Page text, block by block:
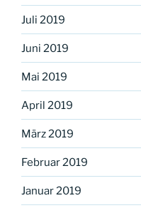
Juli 2019
Juni 2019
Mai 2019
April 2019
März 2019
Februar 2019
Januar 2019